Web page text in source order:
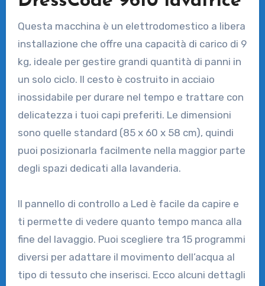
Questa macchina è un elettrodomestico a libera
installazione che offre una capacità di carico di 9
kg, ideale per gestire grandi quantità di panni in
un solo ciclo. Il cesto è costruito in acciaio
inossidabile per durare nel tempo e trattare con
delicatezza i tuoi capi preferiti. Le dimensioni
sono quelle standard (85 x 60 x 58 cm), quindi
puoi posizionarla facilmente nella maggior parte
degli spazi dedicati alla lavanderia.
Il pannello di controllo a Led è facile da capire e
ti permette di vedere quanto tempo manca alla
fine del lavaggio. Puoi scegliere tra 15 programmi
diversi per adattare il movimento dell’acqua al
tipo di tessuto che inserisci. Ecco alcuni dettagli